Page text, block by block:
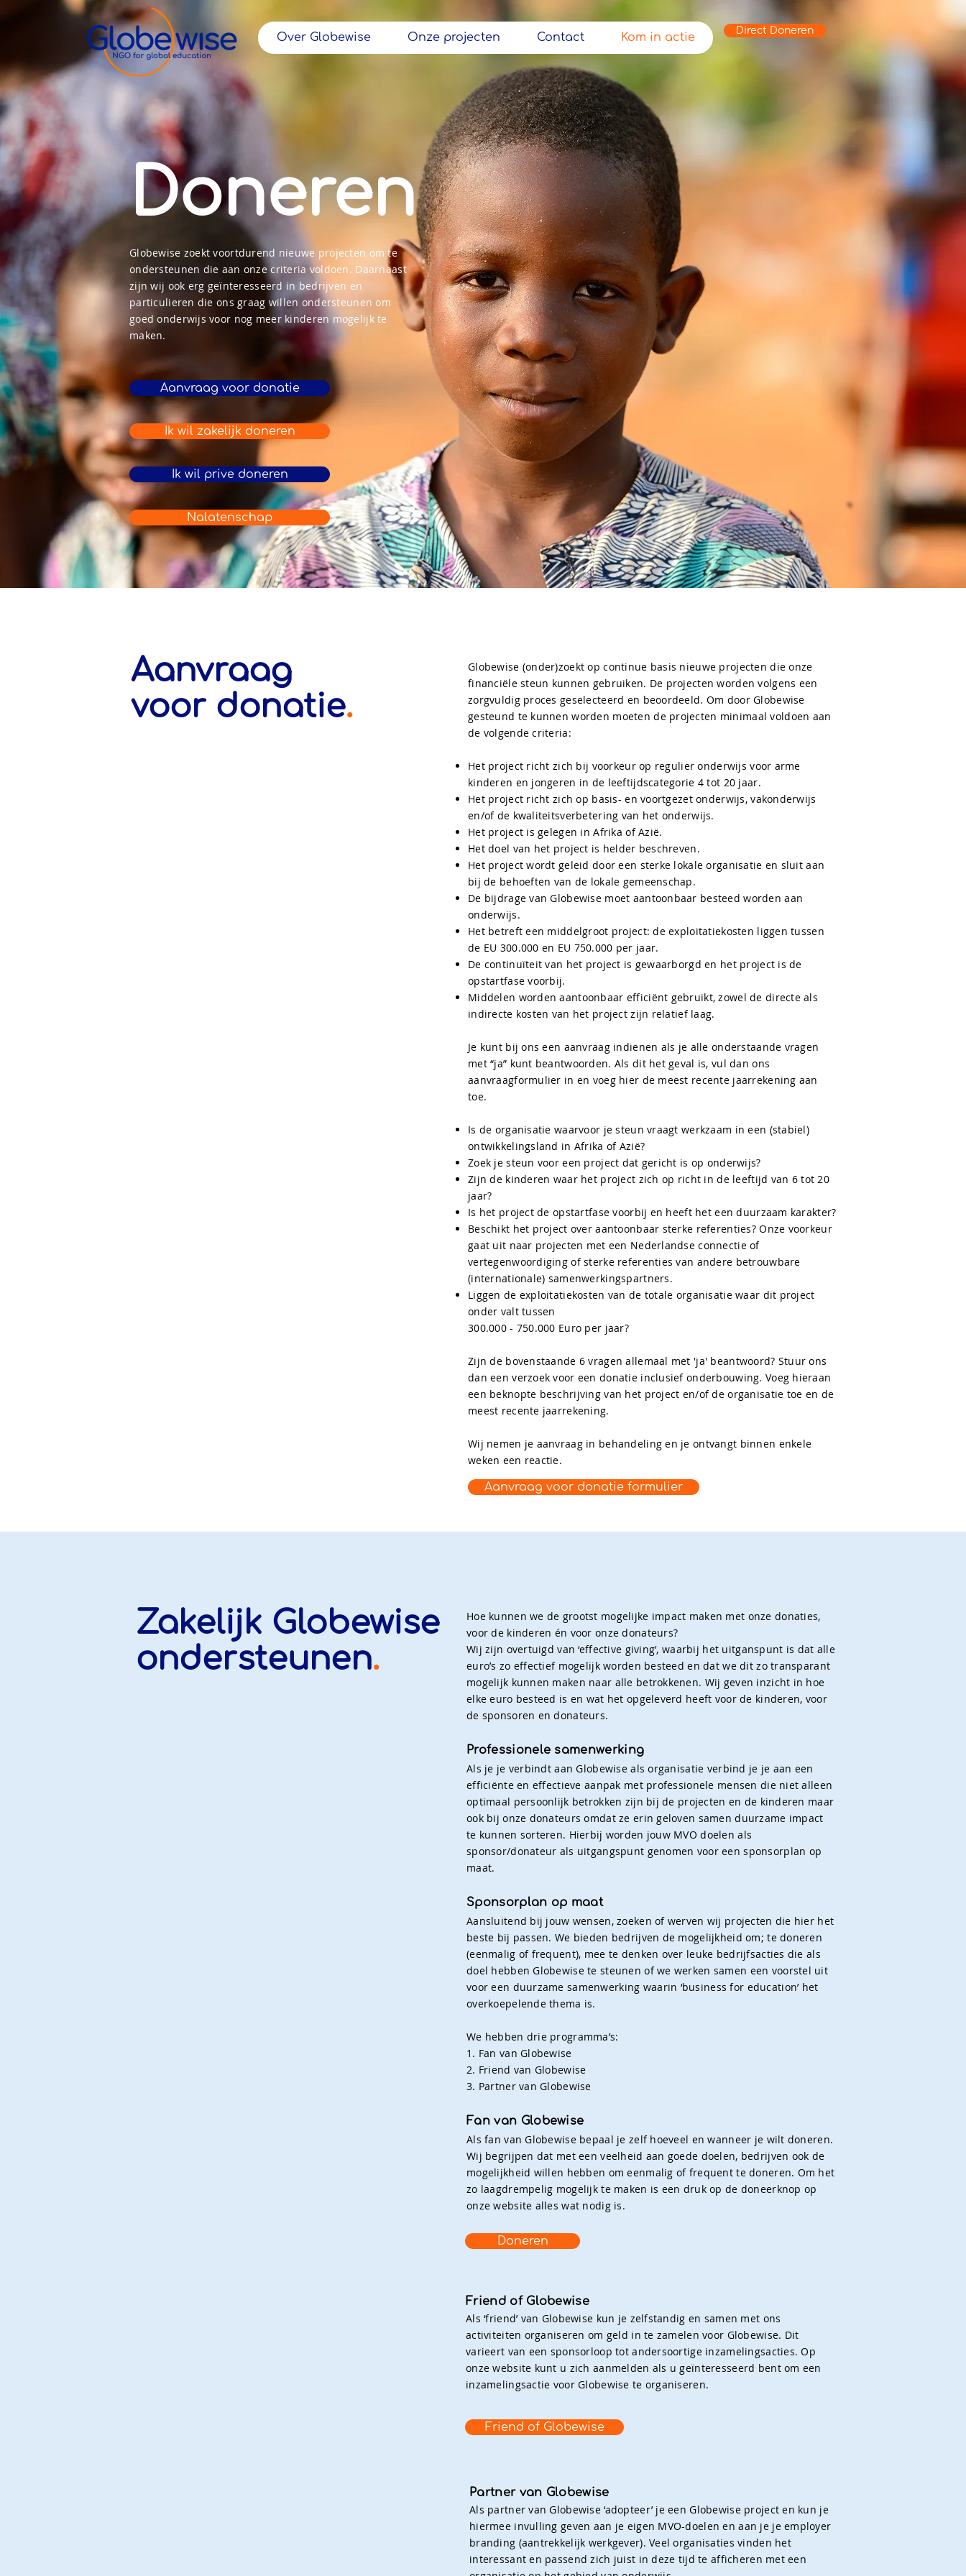
Over Globewise Onze projecten Contact Kom in actie
Direct Doneren
Doneren
Globewise zoekt voortdurend nieuwe projecten om te
ondersteunen die aan onze criteria voldoen. Daarnaast
zijn wij ook erg geïnteresseerd in bedrijven en
particulieren die ons graag willen ondersteunen om
goed onderwijs voor nog meer kinderen mogelijk te
maken.
Aanvraag voor donatie
Ik wil zakelijk doneren
Ik wil prive doneren
Nalatenschap
Aanvraag
voor donatie.
Globewise (onder)zoekt op continue basis nieuwe projecten die onze
financiële steun kunnen gebruiken. De projecten worden volgens een
zorgvuldig proces geselecteerd en beoordeeld. Om door Globewise
gesteund te kunnen worden moeten de projecten minimaal voldoen aan
de volgende criteria:
Het project richt zich bij voorkeur op regulier onderwijs voor arme
kinderen en jongeren in de leeftijdscategorie 4 tot 20 jaar.
Het project richt zich op basis- en voortgezet onderwijs, vakonderwijs
en/of de kwaliteitsverbetering van het onderwijs.
Het project is gelegen in Afrika of Azië.
Het doel van het project is helder beschreven.
Het project wordt geleid door een sterke lokale organisatie en sluit aan
bij de behoeften van de lokale gemeenschap.
De bijdrage van Globewise moet aantoonbaar besteed worden aan
onderwijs.
Het betreft een middelgroot project: de exploitatiekosten liggen tussen
de EU 300.000 en EU 750.000 per jaar.
De continuïteit van het project is gewaarborgd en het project is de
opstartfase voorbij.
Middelen worden aantoonbaar efficiënt gebruikt, zowel de directe als
indirecte kosten van het project zijn relatief laag.
Je kunt bij ons een aanvraag indienen als je alle onderstaande vragen
met “ja” kunt beantwoorden. Als dit het geval is, vul dan ons
aanvraagformulier in en voeg hier de meest recente jaarrekening aan
toe.
Is de organisatie waarvoor je steun vraagt werkzaam in een (stabiel)
ontwikkelingsland in Afrika of Azië?
Zoek je steun voor een project dat gericht is op onderwijs?
Zijn de kinderen waar het project zich op richt in de leeftijd van 6 tot 20
jaar?
Is het project de opstartfase voorbij en heeft het een duurzaam karakter?
Beschikt het project over aantoonbaar sterke referenties? Onze voorkeur
gaat uit naar projecten met een Nederlandse connectie of
vertegenwoordiging of sterke referenties van andere betrouwbare
(internationale) samenwerkingspartners.
Liggen de exploitatiekosten van de totale organisatie waar dit project
onder valt tussen
300.000 - 750.000 Euro per jaar?
Zijn de bovenstaande 6 vragen allemaal met 'ja' beantwoord? Stuur ons
dan een verzoek voor een donatie inclusief onderbouwing. Voeg hieraan
een beknopte beschrijving van het project en/of de organisatie toe en de
meest recente jaarrekening.
Wij nemen je aanvraag in behandeling en je ontvangt binnen enkele
weken een reactie.
Aanvraag voor donatie formulier
Zakelijk Globewise
ondersteunen.
Hoe kunnen we de grootst mogelijke impact maken met onze donaties,
voor de kinderen én voor onze donateurs?
Wij zijn overtuigd van ‘effective giving’, waarbij het uitganspunt is dat alle
euro’s zo effectief mogelijk worden besteed en dat we dit zo transparant
mogelijk kunnen maken naar alle betrokkenen. Wij geven inzicht in hoe
elke euro besteed is en wat het opgeleverd heeft voor de kinderen, voor
de sponsoren en donateurs.
Professionele samenwerking
Als je je verbindt aan Globewise als organisatie verbind je je aan een
efficiënte en effectieve aanpak met professionele mensen die niet alleen
optimaal persoonlijk betrokken zijn bij de projecten en de kinderen maar
ook bij onze donateurs omdat ze erin geloven samen duurzame impact
te kunnen sorteren. Hierbij worden jouw MVO doelen als
sponsor/donateur als uitgangspunt genomen voor een sponsorplan op
maat.
Sponsorplan op maat
Aansluitend bij jouw wensen, zoeken of werven wij projecten die hier het
beste bij passen. We bieden bedrijven de mogelijkheid om; te doneren
(eenmalig of frequent), mee te denken over leuke bedrijfsacties die als
doel hebben Globewise te steunen of we werken samen een voorstel uit
voor een duurzame samenwerking waarin ‘business for education’ het
overkoepelende thema is.
We hebben drie programma’s:
1. Fan van Globewise
2. Friend van Globewise
3. Partner van Globewise
Fan van Globewise
Als fan van Globewise bepaal je zelf hoeveel en wanneer je wilt doneren.
Wij begrijpen dat met een veelheid aan goede doelen, bedrijven ook de
mogelijkheid willen hebben om eenmalig of frequent te doneren. Om het
zo laagdrempelig mogelijk te maken is een druk op de doneerknop op
onze website alles wat nodig is.​​​
Doneren
Friend of Globewise
Als ‘friend’ van Globewise kun je zelfstandig en samen met ons
activiteiten organiseren om geld in te zamelen voor Globewise. Dit
varieert van een sponsorloop tot andersoortige inzamelingsacties. Op
onze website kunt u zich aanmelden als u geïnteresseerd bent om een
inzamelingsactie voor Globewise te organiseren.​​​​​
Friend of Globewise
Partner van Globewise
Als partner van Globewise ‘adopteer’ je een Globewise project en kun je
hiermee invulling geven aan je eigen MVO-doelen en aan je je employer
branding (aantrekkelijk werkgever). Veel organisaties vinden het
interessant en passend zich juist in deze tijd te afficheren met een